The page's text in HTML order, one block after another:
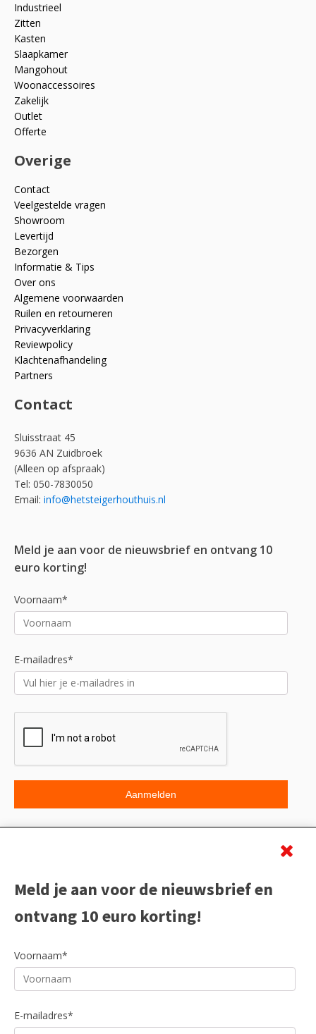
Industrieel
Zitten
Kasten
Slaapkamer
Mangohout
Woonaccessoires
Zakelijk
Outlet
Offerte
Overige
Contact
Veelgestelde vragen
Showroom
Levertijd
Bezorgen
Informatie & Tips
Over ons
Algemene voorwaarden
Ruilen en retourneren
Privacyverklaring
Reviewpolicy
Klachtenafhandeling
Partners
Contact
Sluisstraat 45
9636 AN Zuidbroek
(Alleen op afspraak)
Tel: 050-7830050
Email: info@hetsteigerhouthuis.nl
Meld je aan voor de nieuwsbrief en ontvang 10
euro korting!
Voornaam*
E-mailadres*
Meld je aan voor de nieuwsbrief en
ontvang 10 euro korting!
Voornaam*
E-mailadres*